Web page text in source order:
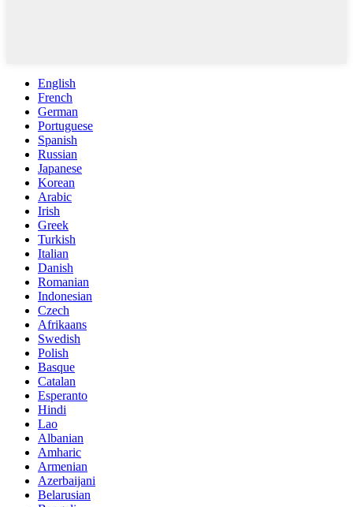
English
French
German
Portuguese
Spanish
Russian
Japanese
Korean
Arabic
Irish
Greek
Turkish
Italian
Danish
Romanian
Indonesian
Czech
Afrikaans
Swedish
Polish
Basque
Catalan
Esperanto
Hindi
Lao
Albanian
Amharic
Armenian
Azerbaijani
Belarusian